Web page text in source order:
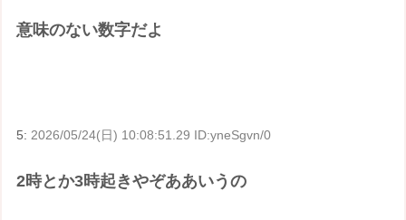
意味のない数字だよ
5: 2026/05/24(日) 10:08:51.29 ID:yneSgvn/0
2時とか3時起きやぞああいうの